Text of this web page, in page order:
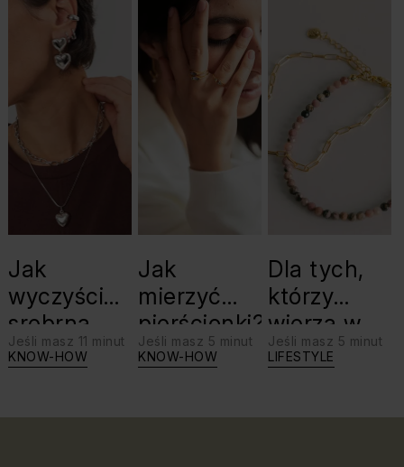
Jak
wyczyścić
srebrną
biżuterię?
Jeśli masz 11 minut
KNOW-HOW
Jak
mierzyć
pierścionki?
Jeśli masz 5 minut
KNOW-HOW
Dla tych,
którzy
wierzą w
swoje siły:
Jeśli masz 5 minut
LIFESTYLE